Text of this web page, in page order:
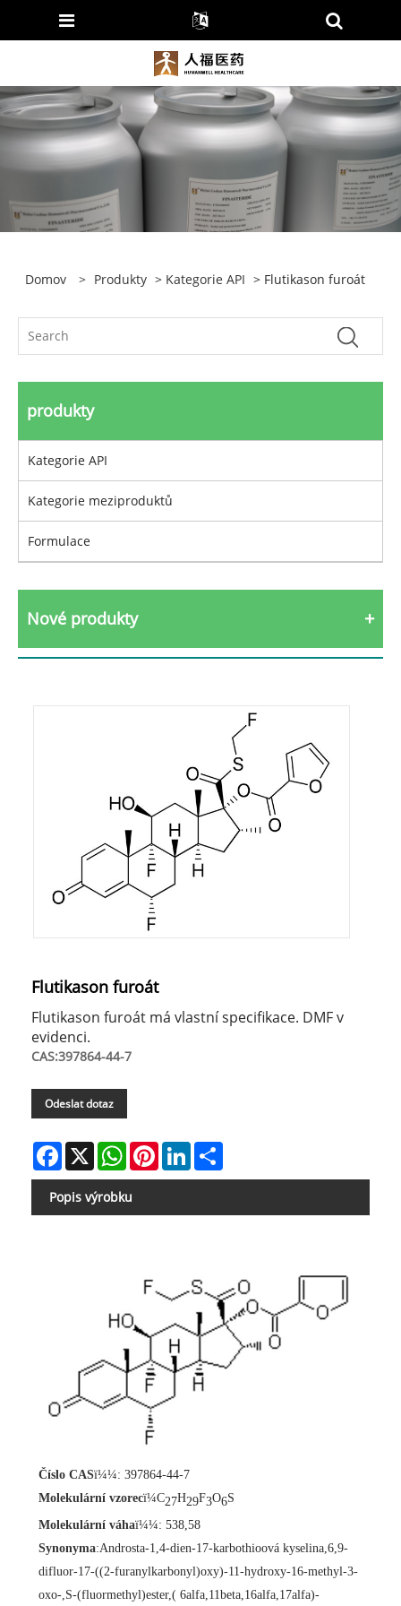
Domov > Produkty > Kategorie API > Flutikason furoát
produkty
Kategorie API
Kategorie meziproduktů
Formulace
Nové produkty
Flutikason furoát
Flutikason furoát má vlastní specifikace. DMF v
evidenci.
CAS:397864-44-7
Odeslat dotaz
Facebook
X WhatsAppPinterestLinkedIn
Popis výrobku
Číslo CASï¼¼: 397864-44-7
Molekulární vzorecï¼C27H29F3O6S
Molekulární váhaï¼¼: 538,58
Synonyma:Androsta-1,4-dien-17-karbothioová kyselina,6,9-
difluor-17-((2-furanylkarbonyl)oxy)-11-hydroxy-16-methyl-3-
oxo-,S-(fluormethyl)ester,( 6alfa,11beta,16alfa,17alfa)-